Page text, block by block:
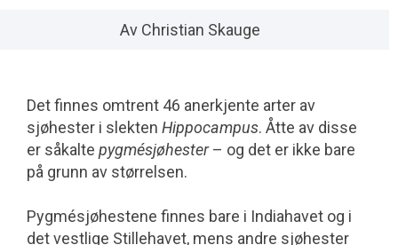
Av Christian Skauge
Det finnes omtrent 46 anerkjente arter av
sjøhester i slekten Hippocampus. Åtte av disse
er såkalte pygmésjøhester– og det er ikke bare
på grunn av størrelsen.
Pygmésjøhestene finnes bare i Indiahavet og i
det vestlige Stillehavet, mens andre sjøhester